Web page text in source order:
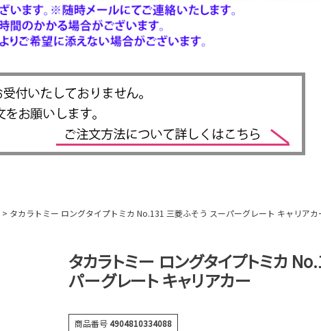
タカラトミー ロングタイプトミカ No.131 三菱ふそう スーパーグレート キャリアカ
タカラトミー ロングタイプトミカ
パーグレート キャリアカー
商品番号4904810334088